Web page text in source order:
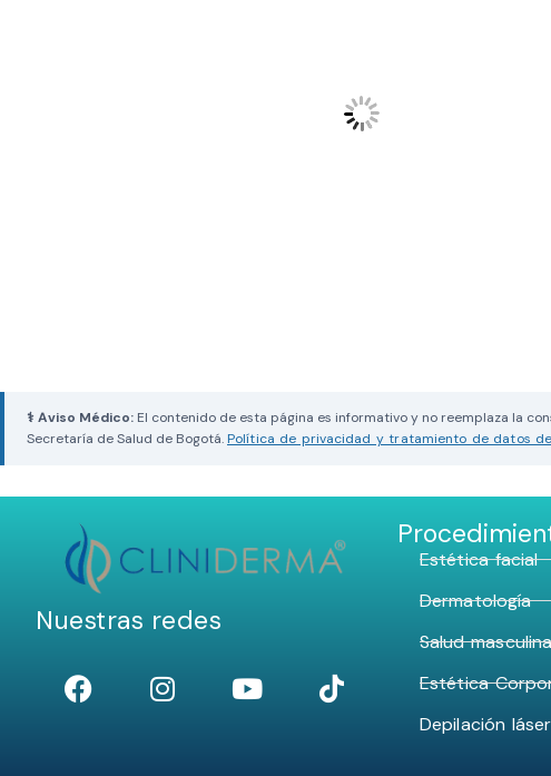
⚕ Aviso Médico: El contenido de esta página es informativo y no reemplaza la
Secretaría de Salud de Bogotá.Política de privacidad y tratamiento de datos
Nuestras redes
Estética facial
Dermatología
Salud
Estética
Depilación láser